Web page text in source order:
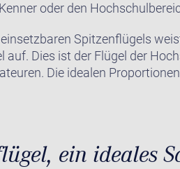
oder den
Spitzenflügels
Dies ist der Flügel der
Die idealen
ein ideales